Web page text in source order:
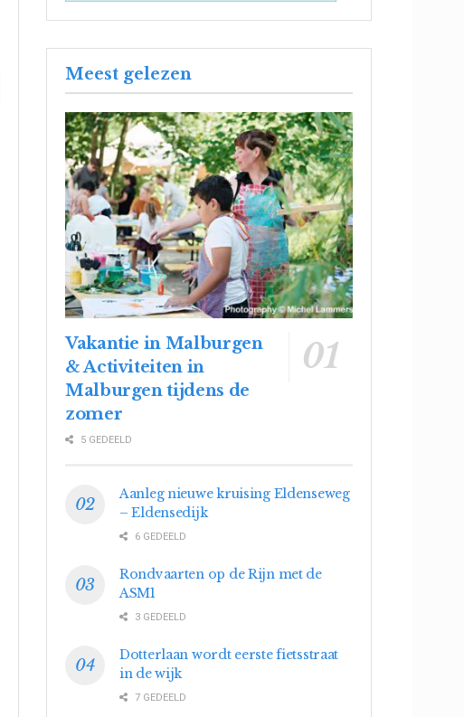
Meest gelezen
Vakantie in Malburgen
& Activiteiten in
Malburgen tijdens de
zomer
5 GEDEELD
Aanleg nieuwe kruising Eldenseweg
– Eldensedijk
6 GEDEELD
Rondvaarten op de Rijn met de
ASM1
3 GEDEELD
Dotterlaan wordt eerste fietsstraat
in de wijk
7 GEDEELD